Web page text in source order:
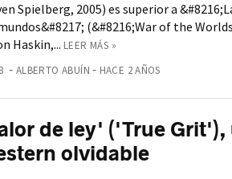
Spielberg, 2005) es superior a
(&#8216;War of the
Haskin,... LEER MÁS »
COMENTARIOS
ALBERTO ABUÍN HACE 2 AÑOS
de ley' ('True Grit'),
olvidable